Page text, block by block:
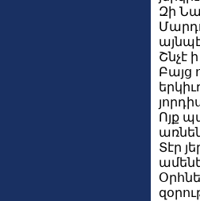
Զի Նա
Շնչէ
Բայց
Ոյք
Տէր